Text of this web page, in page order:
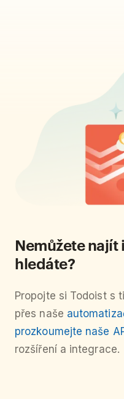
Nemůžete
hledáte?
Propojte si Todoist s
přes naše
prozkoumejte naše
rozšíření a integrace.